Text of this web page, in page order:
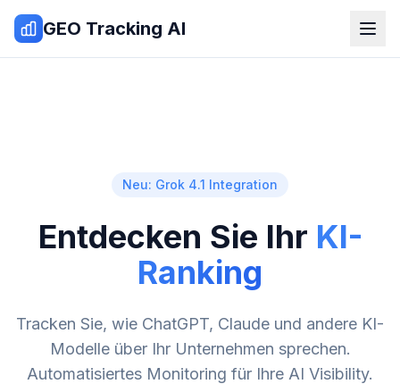
Zum Inhalt springen
GEO Tracking AI
Neu: Grok 4.1 Integration
Entdecken Sie Ihr KI-
Ranking
Tracken Sie, wie ChatGPT, Claude und andere KI-
Modelle über Ihr Unternehmen sprechen.
Automatisiertes Monitoring für Ihre AI Visibility.